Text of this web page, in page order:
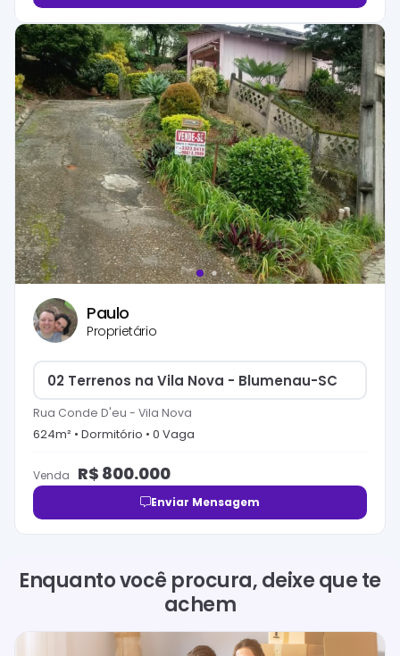
Paulo
Proprietário
02 Terrenos na Vila Nova - Blumenau-SC
Rua Conde D'eu - Vila Nova
624m² • Dormitório • 0 Vaga
Venda R$ 800.000
Enviar Mensagem
Enquanto você procura, deixe que te
achem